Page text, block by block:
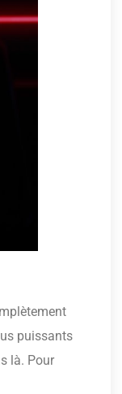
puissants
là. Pour